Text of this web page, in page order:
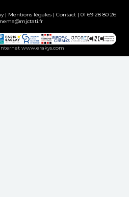
| Mentions légales| Contact| 01 69 28 80 26
www.erakys.com